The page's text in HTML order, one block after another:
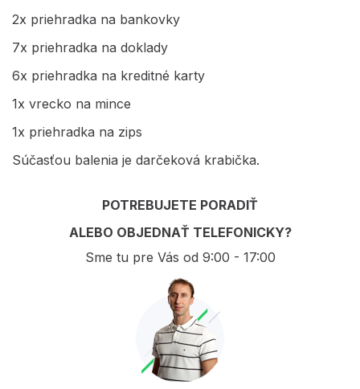
2x priehradka na bankovky
7x priehradka na doklady
6x priehradka na kreditné karty
1x vrecko na mince
1x priehradka na zips
Súčasťou balenia je darčeková krabička.
POTREBUJETE PORADIŤ
ALEBO OBJEDNAŤ TELEFONICKY?
Sme tu pre Vás od 9:00 - 17:00